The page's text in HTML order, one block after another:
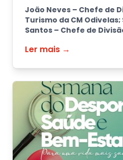
João Neves – Chefe de
Turismo da CM Odivelas; Sílvia Mendes dos
Santos – Chefe de
Turismo e
Ler mais →